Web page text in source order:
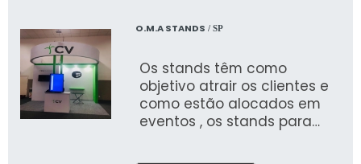
O.M.A STANDS / SP
Os stands têm como
objetivo atrair os clientes e
como estão alocados em
eventos , os stands para